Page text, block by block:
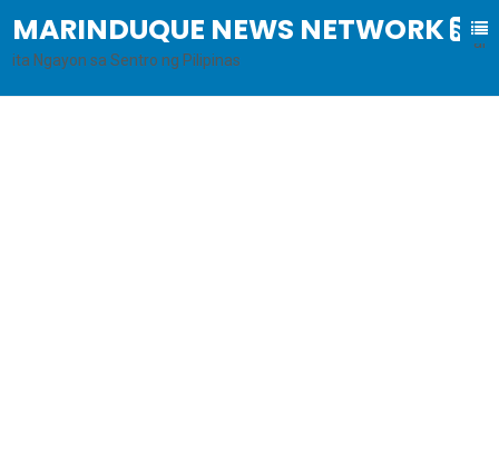
MARINDUQUE NEWS NETWORK
B
al
ita Ngayon sa Sentro ng Pilipinas